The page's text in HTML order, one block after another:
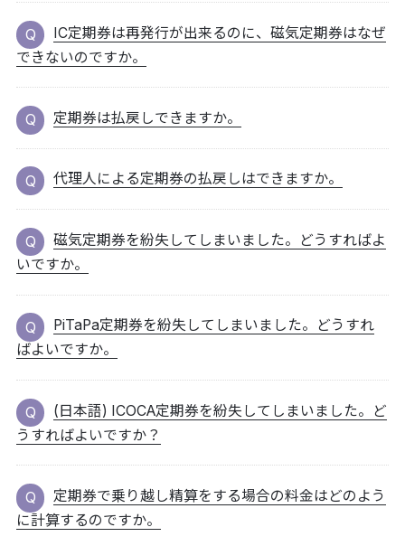
IC定期券は再発行が出来るのに、磁気定期券はなぜ
できないのですか。
定期券は払戻しできますか。
代理人による定期券の払戻しはできますか。
磁気定期券を紛失してしまいました。どうすればよ
いですか。
PiTaPa定期券を紛失してしまいました。どうすれ
ばよいですか。
(日本語) ICOCA定期券を紛失してしまいました。ど
うすればよいですか？
定期券で乗り越し精算をする場合の料金はどのよう
に計算するのですか。